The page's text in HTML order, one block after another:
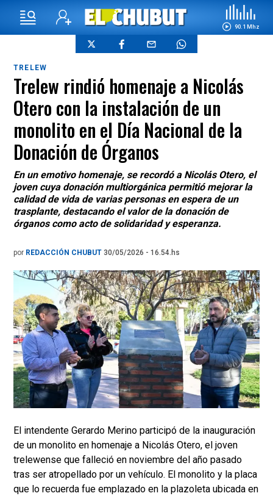
90.1 Mhz
TRELEW
Trelew rindió homenaje a Nicolás
Otero con la instalación de un
monolito en el Día Nacional de la
Donación de Órganos
En un emotivo homenaje, se recordó a Nicolás Otero, el
joven cuya donación multiorgánica permitió mejorar la
calidad de vida de varias personas en espera de un
trasplante, destacando el valor de la donación de
órganos como acto de solidaridad y esperanza.
por REDACCIÓN CHUBUT 30/05/2026 - 16.54.hs
El intendente Gerardo Merino participó de la inauguración
de un monolito en homenaje a Nicolás Otero, el joven
trelewense que falleció en noviembre del año pasado
tras ser atropellado por un vehículo. El monolito y la placa
que lo recuerda fue emplazado en la plazoleta ubicada en